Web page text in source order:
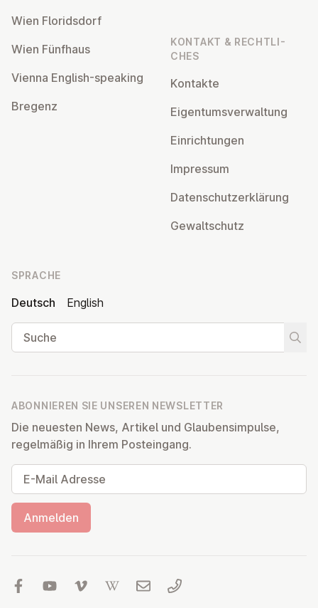
Wien Flo­rids­dorf
Wien Fünfhaus
Vienna English-speaking
Bregenz
KONTAKT & RECHT­LI­
CHES
Kontakte
Ei­gen­tums­ver­wal­tung
Ein­rich­tun­gen
Impressum
Da­ten­schutz­er­klä­rung
Ge­walt­schutz
SPRACHE
Deutsch
English
Suche
ABONNIEREN SIE UNSEREN NEWSLETTER
Die neuesten News, Artikel und Glaubensimpulse,
regelmäßig in Ihrem Posteingang.
E-Mail Adresse
Anmelden